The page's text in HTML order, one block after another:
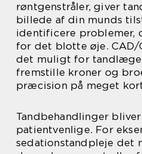
røntgenstråler, giver
billede af din munds
identificere problemer,
for det blotte øje.
det muligt for
fremstille kroner og
præcision på meget
Tandbehandlinger
patientvenlige. For
sedationstandpleje det